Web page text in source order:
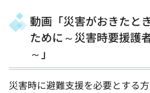
動画「災害がおきたと
ために～災害時要援護
～」
災害時に避難支援を必要とする